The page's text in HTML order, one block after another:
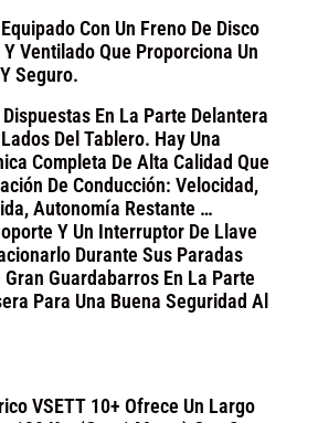
Con Un Freno De Disco
Ventilado Que Proporciona Un
Seguro.
En La Parte Delantera
Del Tablero. Hay Una
Completa De Alta Calidad Que
De Conducción: Velocidad,
Autonomía Restante …
Y Un Interruptor De Llave
Durante Sus Paradas
Guardabarros En La Parte
Para Una Buena Seguridad Al
VSETT 10+ Ofrece Un Largo